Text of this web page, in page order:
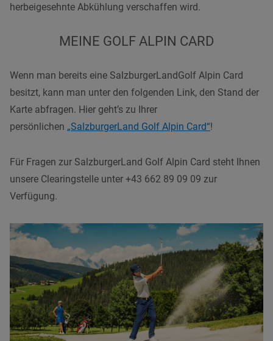
herbeigesehnte Abkühlung verschaffen wird.
MEINE GOLF ALPIN CARD
Wenn man bereits eine SalzburgerLandGolf Alpin Card
besitzt, kann man unter den folgenden Link, den Stand der
Karte abfragen. Hier geht’s zu Ihrer
persönlichen „SalzburgerLand Golf Alpin Card“!
Für Fragen zur SalzburgerLand Golf Alpin Card steht Ihnen
unsere Clearingstelle unter +43 662 89 09 09 zur
Verfügung.